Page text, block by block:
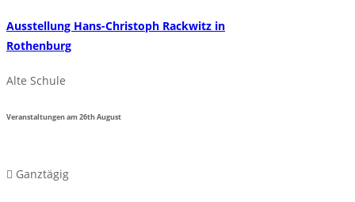
Ausstellung Hans-Christoph Rackwitz in
Rothenburg
Alte Schule
Veranstaltungen am26thAugust
Ganztägig